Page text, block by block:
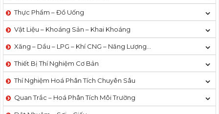
Thực Phẩm – Đồ Uống
Vật Liệu – Khoáng Sản – Khai Khoáng
Xăng – Dầu – LPG – Khí CNG – Năng Lượng…
Thiết Bị Thí Nghiệm Cơ Bản
Thí Nghiệm Hoá Phân Tích Chuyên Sâu
Quan Trắc – Hoá Phân Tích Môi Trường